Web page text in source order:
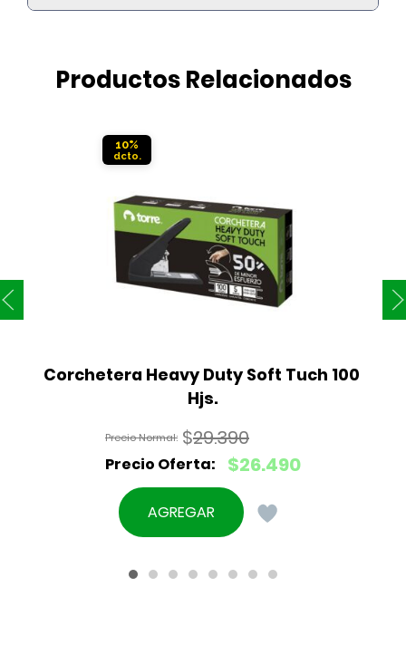
Productos Relacionados
10%
Corchetera Heavy Duty Soft Tuch 100
Hjs.
$29.390
El
precio
original
$26.490
El
precio
actual
$26.490.
AGREGAR